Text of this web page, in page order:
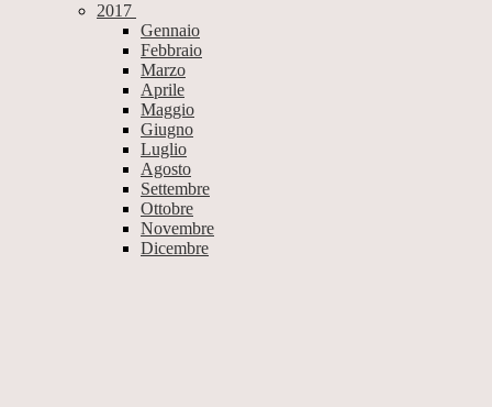
2017
Gennaio
Febbraio
Marzo
Aprile
Maggio
Giugno
Luglio
Agosto
Settembre
Ottobre
Novembre
Dicembre